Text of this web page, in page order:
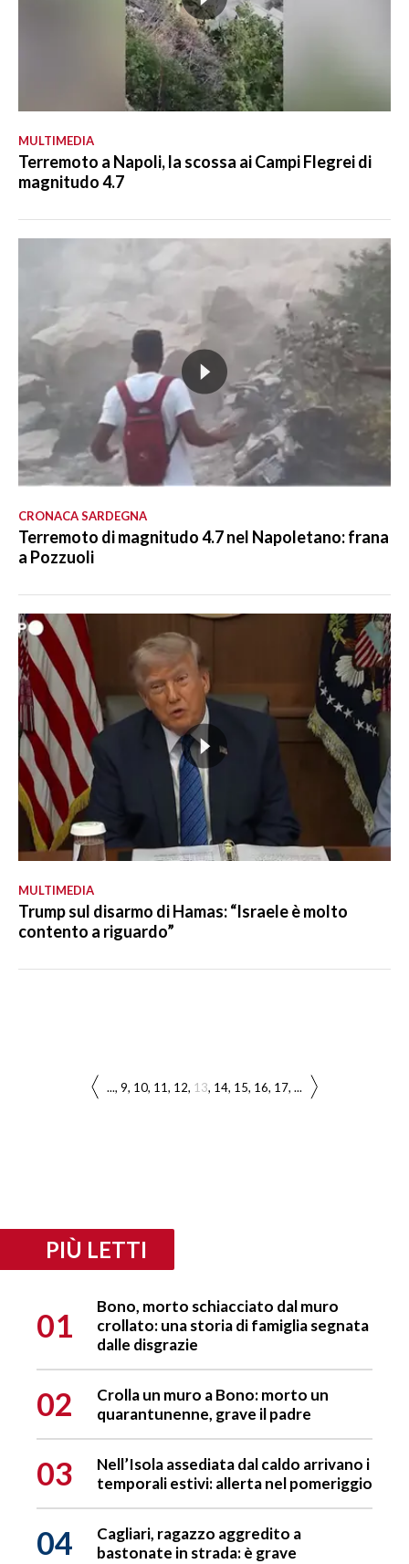
MULTIMEDIA
Terremoto a Napoli, la scossa ai Campi Flegrei di
magnitudo 4.7
CRONACA SARDEGNA
Terremoto di magnitudo 4.7 nel Napoletano: frana
a Pozzuoli
MULTIMEDIA
Trump sul disarmo di Hamas: “Israele è molto
contento a riguardo”
... 9 10 11 12 13 14 15 16 17 ...
PIÙ LETTI
01
Bono, morto schiacciato dal muro
crollato: una storia di famiglia segnata
dalle disgrazie
02
Crolla un muro a Bono: morto un
quarantunenne, grave il padre
03
Nell’Isola assediata dal caldo arrivano i
temporali estivi: allerta nel pomeriggio
04
Cagliari, ragazzo aggredito a
bastonate in strada: è grave